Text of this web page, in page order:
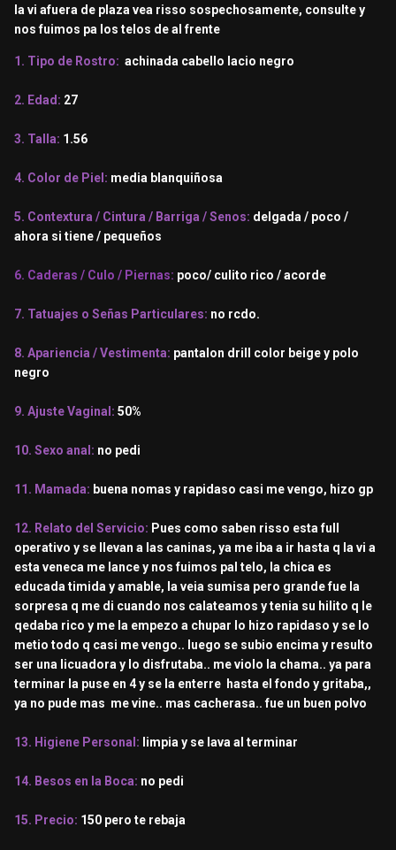
la vi afuera de plaza vea risso sospechosamente, consulte y
nos fuimos pa los telos de al frente
1. Tipo de Rostro: achinada cabello lacio negro
2. Edad: 27
3. Talla: 1.56
4. Color de Piel: media blanquiñosa
5. Contextura / Cintura / Barriga / Senos: delgada / poco /
ahora si tiene / pequeños
6. Caderas / Culo / Piernas: poco/ culito rico / acorde
7. Tatuajes o Señas Particulares: no rcdo.
8. Apariencia / Vestimenta: pantalon drill color beige y polo
negro
9. Ajuste Vaginal: 50%
10. Sexo anal: no pedi
11. Mamada: buena nomas y rapidaso casi me vengo, hizo gp
12. Relato del Servicio: Pues como saben risso esta full
operativo y se llevan a las caninas, ya me iba a ir hasta q la vi a
esta veneca me lance y nos fuimos pal telo, la chica es
educada timida y amable, la veia sumisa pero grande fue la
sorpresa q me di cuando nos calateamos y tenia su hilito q le
qedaba rico y me la empezo a chupar lo hizo rapidaso y se lo
metio todo q casi me vengo.. luego se subio encima y resulto
ser una licuadora y lo disfrutaba.. me violo la chama.. ya para
terminar la puse en 4 y se la enterre hasta el fondo y gritaba,,
ya no pude mas me vine.. mas cacherasa.. fue un buen polvo
13. Higiene Personal: limpia y se lava al terminar
14. Besos en la Boca: no pedi
15. Precio: 150 pero te rebaja